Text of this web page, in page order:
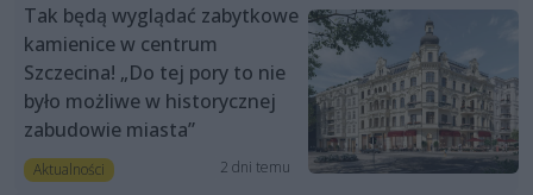
Tak będą wyglądać zabytkowe
kamienice w centrum
Szczecina! „Do tej pory to nie
było możliwe w historycznej
zabudowie miasta”
Aktualności 2 dni temu